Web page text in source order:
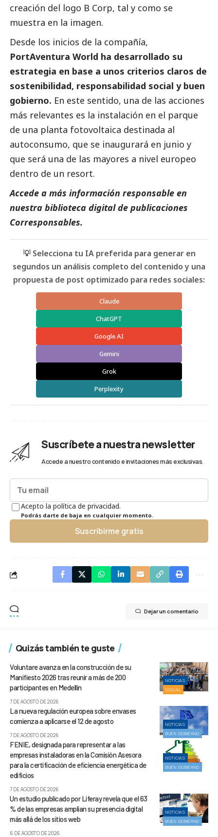
creación del logo B Corp, tal y como se
muestra en la imagen.
Desde los inicios de la compañía,
PortAventura World ha desarrollado su
estrategia en base a unos criterios claros de
sostenibilidad, responsabilidad social y buen
gobierno. En este sentido, una de las acciones
más relevantes es la instalación en el parque
de una planta fotovoltaica destinada al
autoconsumo, que se inaugurará en junio y
que será una de las mayores a nivel europeo
dentro de un resort.
Accede a más información responsable en
nuestra biblioteca digital de publicaciones
Corresponsables.
💡 Selecciona tu IA preferida para generar en
segundos un análisis completo del contenido y una
propuesta de post optimizado para redes sociales:
Claude
ChatGPT
Google AI
Gemini
Grok
Perplexity
Suscríbete a nuestra newsletter
Accede a nuestro contenido e invitaciones más exclusivas.
Acepto la política de privacidad.
Podrás darte de baja en cualquier momento.
Suscribirme gratis
Dejar un comentario
Quizás también te guste
NOTICIAS
SOCIAL
Voluntare avanza en la construcción de su
Manifiesto 2026 tras reunir a más de 200
participantes en Medellín
7 DE AGOSTO DE 2026
NOTICIAS
BUEN GOBIERNO
La nueva regulación europea sobre envases
comienza a aplicarse el 12 de agosto
7 DE AGOSTO DE 2026
NOTICIAS
BUEN GOBIERNO
FENIE, designada para representar a las
empresas instaladoras en la Comisión Asesora
para la certificación de eficiencia energética de
edificios
7 DE AGOSTO DE 2026
NOTICIAS
BUEN GOBIERNO
Un estudio publicado por Liferay revela que el 63
% de las empresas amplían su presencia digital
más allá de los sitios web
6 DE AGOSTO DE 2026